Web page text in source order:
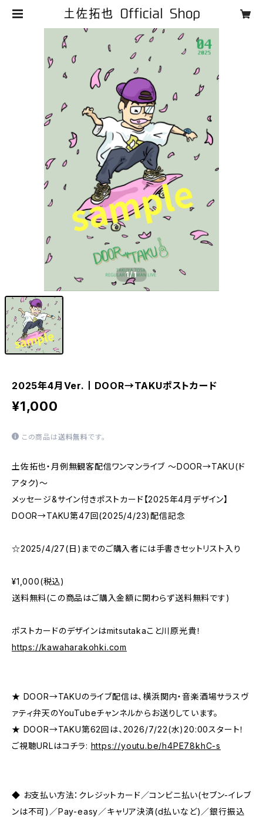
1/1
2025年4月Ver.丨DOOR→TAKUポストカード
¥1,000
この商品は送料無料です。
土佐拓也・月例無観客配信ワンマンライブ ～DOOR→TAKU(ド
アタク)～
メッセージ&サイン付きポストカード【2025年4月デザイン】
DOOR→TAKU第47回(2025/4/23)配信記念
☆2025/4/27(日)までのご購入者には手書きセットリスト入り
¥1,000(税込)
送料無料(この商品はご購入金額に関わらず送料無料です)
ポストカードのデザインはmitsutakaこと川原光貴！
https://kawaharakohki.com
★ DOOR→TAKUのライブ配信は、横浜関内・音楽酒場サラスヴ
ァティ弁天のYouTubeチャンネルからお送りしています。
★ DOOR→TAKU第62回は、2026/7/22(水)20:00スタート！
ご視聴URLはコチラ: https://youtu.be/h4PE78khC-s
◆ お支払い方法：クレジットカード／コンビニ払い(セブン-イレブ
ンは不可)／Pay-easy／キャリア決済(d払いなど)／銀行振込